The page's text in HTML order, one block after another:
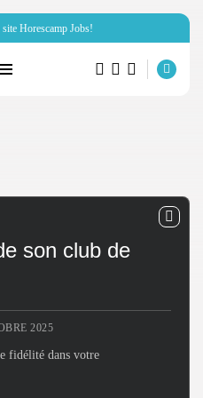
Horescamp Jobs!
de son club...
son club de
2025
fidélité dans votre